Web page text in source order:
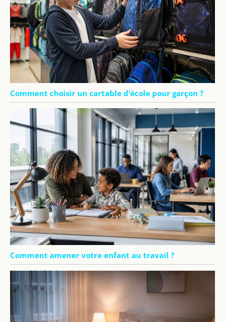
Comment choisir un cartable d’école pour garçon ?
Comment amener votre enfant au travail ?